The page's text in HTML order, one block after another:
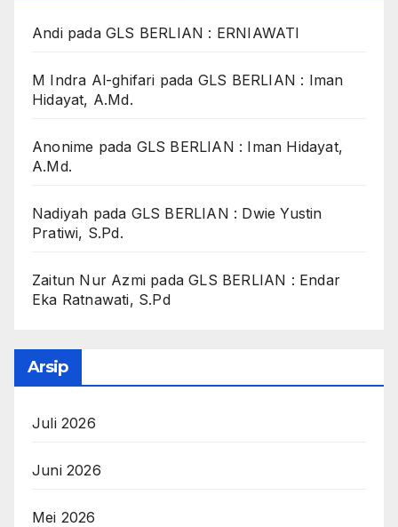
AndipadaGLS BERLIAN : ERNIAWATI
M Indra Al-ghifari pada GLS BERLIAN : Iman
Hidayat, A.Md.
Anonime pada GLS BERLIAN : Iman Hidayat,
A.Md.
Nadiyah pada GLS BERLIAN : Dwie Yustin
Pratiwi, S.Pd.
Zaitun Nur Azmi padaGLS BERLIAN : Endar
Eka Ratnawati, S.Pd
Arsip
Juli 2026
Juni 2026
Mei 2026